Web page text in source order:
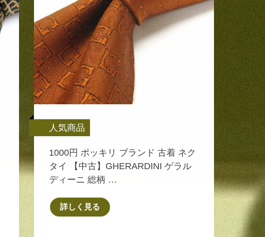
人気商品
1000円 ポッキリ ブランド 古着 ネク
タイ 【中古】GHERARDINI ゲラル
ディーニ 総柄 …
詳しく見る